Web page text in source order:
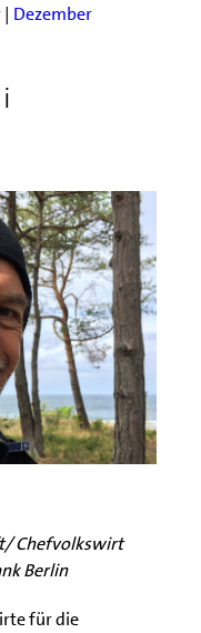
| Dezember
Chefvolkswirt
Berlin
für die